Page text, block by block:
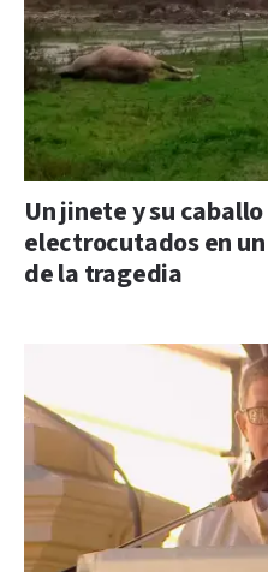
Un jinete y su
electrocutados en
de la tragedia